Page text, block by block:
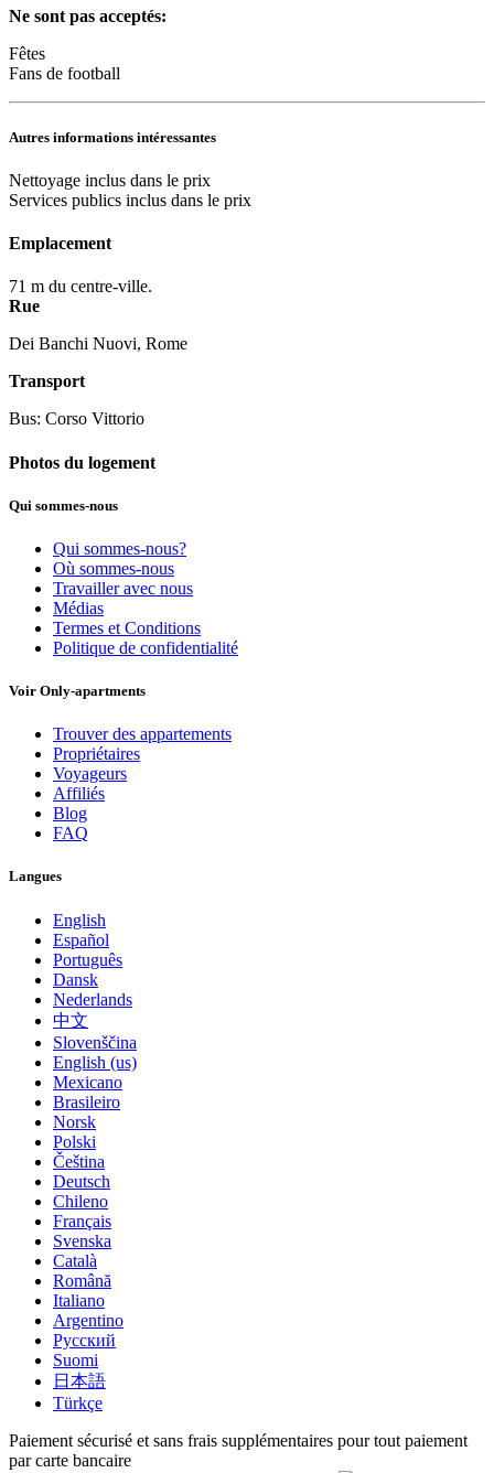
Ne sont pas acceptés:
Fêtes
Fans de football
Autres informations intéressantes
Nettoyage inclus dans le prix
Services publics inclus dans le prix
Emplacement
71 m du centre-ville.
Rue
Dei Banchi Nuovi, Rome
Transport
Bus: Corso Vittorio
Photos du logement
Qui sommes-nous
Qui sommes-nous?
Où sommes-nous
Travailler avec nous
Médias
Termes et Conditions
Politique de confidentialité
Voir Only-apartments
Trouver des appartements
Propriétaires
Voyageurs
Affiliés
Blog
FAQ
Langues
English
Español
Português
Dansk
Nederlands
中文
Slovenščina
English (us)
Mexicano
Brasileiro
Norsk
Polski
Čeština
Deutsch
Chileno
Français
Svenska
Català
Română
Italiano
Argentino
Русский
Suomi
日本語
Türkçe
Paiement sécurisé et sans frais supplémentaires pour tout paiement
par carte bancaire